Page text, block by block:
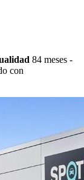
84 meses -
con